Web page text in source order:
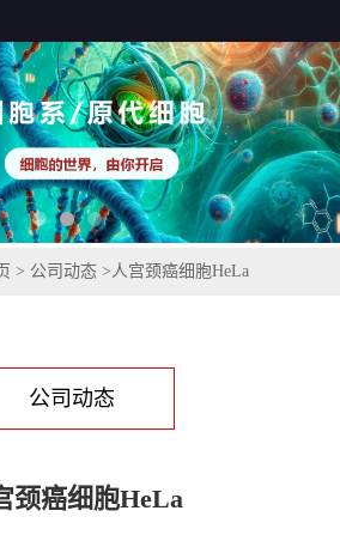
> 公司动态 >人宫颈癌细胞HeLa
公司动态
颈癌细胞HeLa